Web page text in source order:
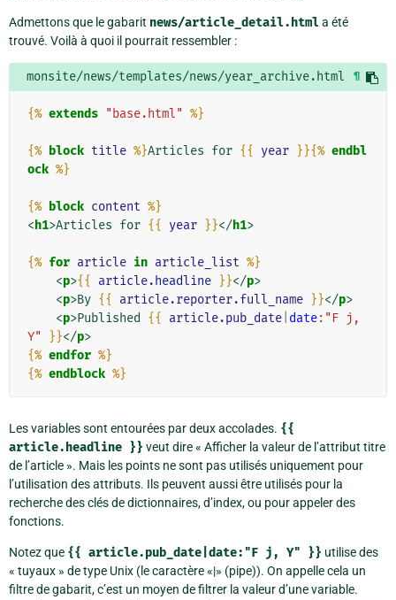
Admettons que le gabarit news/article_detail.htmla été
trouvé. Voilà à quoi il pourrait ressembler :
monsite/news/templates/news/year_archive.html ¶
{% extends "base.html" %}
{% block title %}Articles for {{ year }}{% endbl
ock %}
{% block content %}
<h1>Articles for {{ year }}</h1>
{% for article in article_list %}
<p>{{ article.headline }}</p>
<p>By {{ article.reporter.full_name }}</p>
<p>Published {{ article.pub_date date:"F j,
Y"
}}</p>
{% endfor %}
{% endblock %}
Les variables sont entourées par deux accolades. {{
article.headline }} veut dire « Afficher la valeur de l’attribut titre
de l’article ». Mais les points ne sont pas utilisés uniquement pour
l’utilisation des attributs. Ils peuvent aussi être utilisés pour la
recherche des clés de dictionnaires, d’index, ou pour appeler des
fonctions.
Notez que {{ article.pub_date|date:"F j, Y" }} utilise des
« tuyaux » de type Unix (le caractère «|» (pipe)). On appelle cela un
filtre de gabarit, c’est un moyen de filtrer la valeur d’une variable.